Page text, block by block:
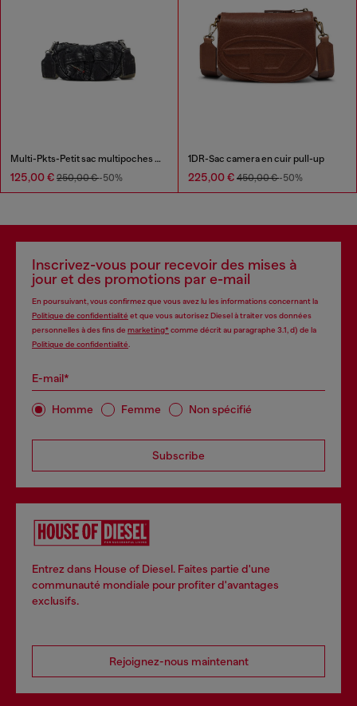
Multi-Pkts-Petit sac multipoches en denim délavé
125,00 € 250,00 €-50%
1DR-Sac camera en cuir pull-up
225,00 € 450,00 €-50%
Inscrivez-vous pour recevoir des mises à
jour et des promotions par e-mail
En poursuivant, vous confirmez que vous avez lu les informations concernant la
Politique de confidentialité et que vous autorisez Diesel à traiter vos données
personnelles à des fins de marketing*comme décrit au paragraphe 3.1, d) de la
Politique de confidentialité
E-mail*
Homme Femme Non spécifié
Subscribe
Entrez dans House of Diesel. Faites partie d'une
communauté mondiale pour profiter d'avantages
exclusifs.
Rejoignez-nous maintenant